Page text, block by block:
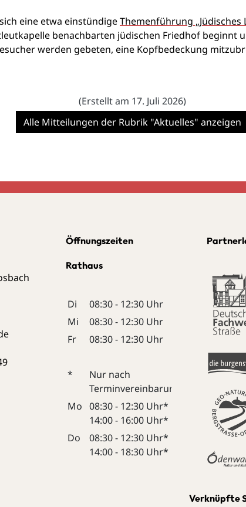
eine etwa einstündigeThemenführung „Jüdisches
benachbarten jüdischen Friedhof beginnt
werden gebeten, eine Kopfbedeckung
(Erstellt am 17. Juli 2026)
Alle Mitteilungen der Rubrik "Aktuelles" anzeigen
Öffnungszeiten
Rathaus
Di
08:30 - 12:30 Uhr
Mi
08:30 - 12:30 Uhr
Fr
08:30 - 12:30 Uhr
*
Nur nach
Terminvereinbarung:
Mo
08:30 - 12:30 Uhr*
14:00 - 16:00 Uhr*
Do
08:30 - 12:30 Uhr*
14:00 - 18:30 Uhr*
Verknüpfte